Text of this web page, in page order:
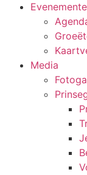
Evenemente
Media